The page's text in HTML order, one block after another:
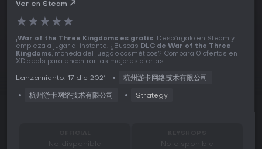
Ver en Steam
★★★★★
¡War of the Three Kingdoms es gratis! Descárgalo en Steam y
empieza a jugar al instante. ¿Buscas DLC de War of the Three
Kingdoms, moneda del juego o cosméticos? Compara 0 ofertas en
XD.deals para encontrar las mejores ofertas.
Lanzamiento: 17 dic 2021 杭州游卡网络技术有限公司
杭州游卡网络技术有限公司 Strategy
No disponible No disponible